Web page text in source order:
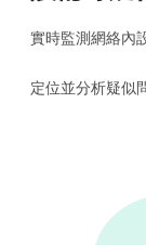
實時監測網絡內
定位並分析疑似